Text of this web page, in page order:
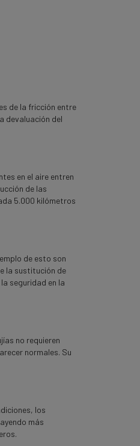
de la fricción entre
devaluación del
en el aire entren
de las
5.000 kilómetros
de esto son
la sustitución de
seguridad en la
no requieren
normales. Su
los
más